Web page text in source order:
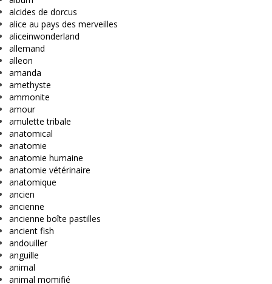
alcides de dorcus
alice au pays des merveilles
aliceinwonderland
allemand
alleon
amanda
amethyste
ammonite
amour
amulette tribale
anatomical
anatomie
anatomie humaine
anatomie vétérinaire
anatomique
ancien
ancienne
ancienne boîte pastilles
ancient fish
andouiller
anguille
animal
animal momifié